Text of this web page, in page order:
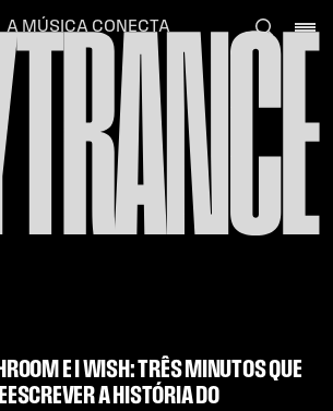
A MÚSICA CONECTA
E I WISH: TRÊS MINUTOS QUE
A HISTÓRIA DO